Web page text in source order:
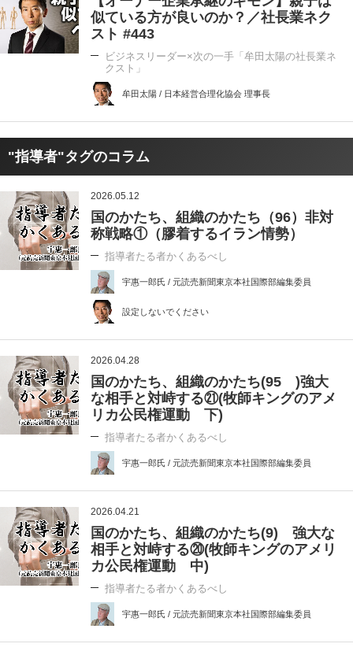
似ている方が良いのか？／社長業ネク
スト #443
ビジネスリーダー×次の一手「牟田太陽の社長業ネ
クスト」
牟田太陽 / 日本経営合理化協会 理事長
"指導者"タグのコラム
2026.05.12
国のかたち、組織のかたち（96）非対
称戦略①（膠着するイラン情勢）
指導者たる者かくあるべし
宇惠一郎氏 / 元読売新聞東京本社国際部編集委員
設定しないでください
2026.04.28
国のかたち、組織のかたち(95 )強大
な相手と対峙する㉑(牧師キングのアメ
リカ公民権運動 下)
指導者たる者かくあるべし
宇惠一郎氏 / 元読売新聞東京本社国際部編集委員
2026.04.21
国のかたち、組織のかたち(9) 強大な
相手と対峙する⑳(牧師キングのアメリ
カ公民権運動 中)
指導者たる者かくあるべし
宇惠一郎氏 / 元読売新聞東京本社国際部編集委員